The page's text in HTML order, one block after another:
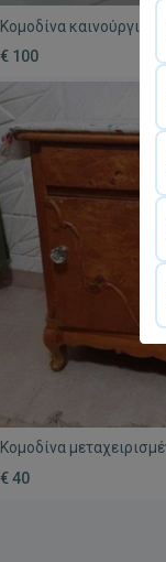
Κομοδίνα καινούργια
από μασίφ ξύλο
€ 100
Κομοδίνα
σε πολύ καλή
€ 40